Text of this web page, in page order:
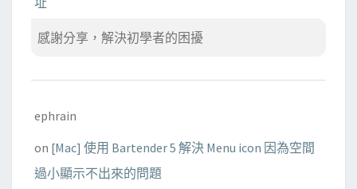
感謝分享，解決初學者的困擾
ephrain
on [Mac] 使用 Bartender 5 解決 Menu icon 因為空間
過小顯示不出來的問題